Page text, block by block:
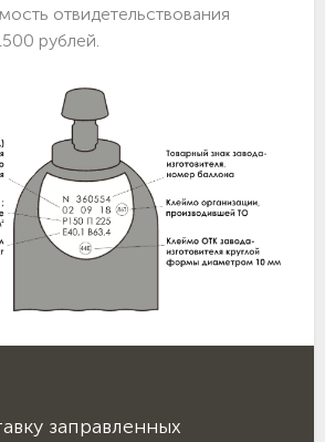
отвидетельствования
рублей.
заправленных